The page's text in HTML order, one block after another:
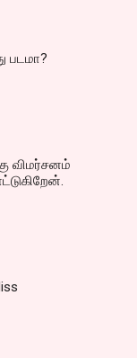
படமா?
விமர்சனம்